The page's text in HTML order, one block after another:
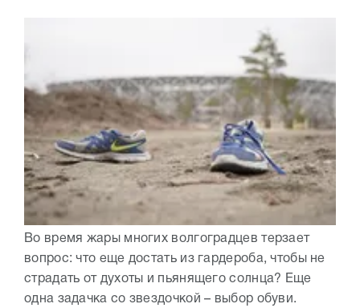
Во время жары многих волгоградцев терзает
вопрос: что еще достать из гардероба, чтобы не
страдать от духоты и пьянящего солнца? Еще
одна задачка со звездочкой – выбор обуви.